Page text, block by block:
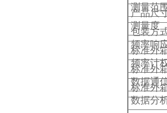
产品尺
包装方
标准外
标准外
标准外
测量范
测量度
频率响
频率计
数据通
数据分